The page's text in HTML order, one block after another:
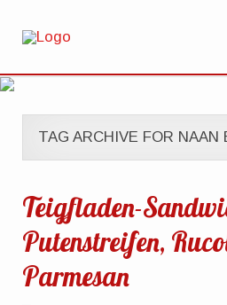
TAG ARCHIVE FOR NAAN
Teigfladen-
Putenstreifen,
Parmesan